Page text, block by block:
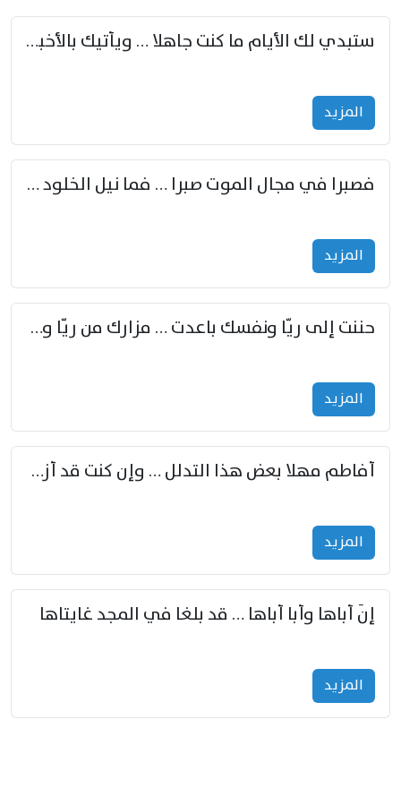
ستبدي لك الأيام ما كنت جاهلا … ويأتيك بالأخبار من لم تزوّد
المزید
فصبرا في مجال الموت صبرا … فما نيل الخلود بمستطاع
المزید
حننت إلى ريّا ونفسك باعدت … مزارك من ريّا وشعباكما معا
المزید
أفاطم مهلا بعض هذا التدلل … وإن كنت قد أزمعت صرمي فأجملي
المزید
إنّ أباها وأبا أباها … قد بلغا في المجد غايتاها
المزید